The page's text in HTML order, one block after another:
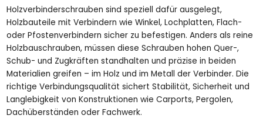
Holzverbinderschrauben sind speziell dafür ausgelegt,
Holzbauteile mit Verbindern wie Winkel, Lochplatten, Flach-
oder Pfostenverbindern sicher zu befestigen. Anders als reine
Holzbauschrauben, müssen diese Schrauben hohen Quer-,
Schub- und Zugkräften standhalten und präzise in beiden
Materialien greifen – im Holz und im Metall der Verbinder. Die
richtige Verbindungsqualität sichert Stabilität, Sicherheit und
Langlebigkeit von Konstruktionen wie Carports, Pergolen,
Dachüberständen oder Fachwerk.